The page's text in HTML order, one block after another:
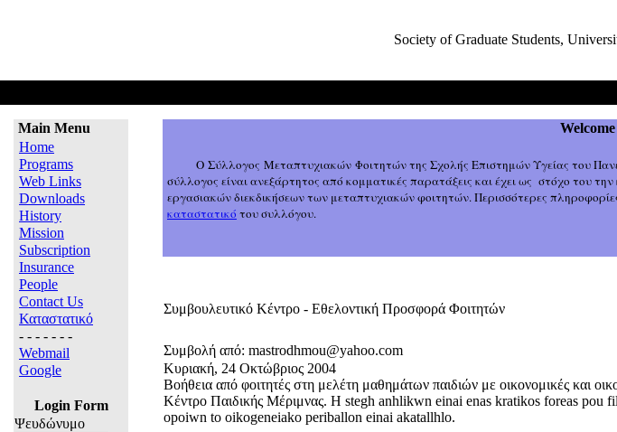
Society of Graduate Students,
Main Menu
Home
Programs
Web Links
Downloads
History
Mission
Subscription
Insurance
People
Contact Us
Καταστατικό
- - - - - - -
Webmail
Google
Login Form
Ψευδώνυμο
Ο Σύλλογος Μεταπτυχιακών Φοιτητώντης Σχολής Επιστημών Υγείας του
σύλλογος είναι ανεξάρτητος από κομματικές παρατάξεις και έχει ως στόχο του
εργασιακών διεκδικήσεων των μεταπτυχιακών φοιτητών. Περισσότερες
καταστατικό του συλλόγου.
Συμβουλευτικό Κέντρο - Εθελοντική Προσφορά Φοιτητών
Συμβολή από: mastrodhmou@yahoo.com
Κυριακή, 24 Οκτώβριος 2004
Βοήθεια από φοιτητές στη μελέτη μαθημάτων παιδιών με οικονομικές και
Κέντρο Παιδικής Μέριμνας. H stegh anhlikwn einai enas kratikos foreas pou
opoiwn to oikogeneiako periballon einai akatallhlo.